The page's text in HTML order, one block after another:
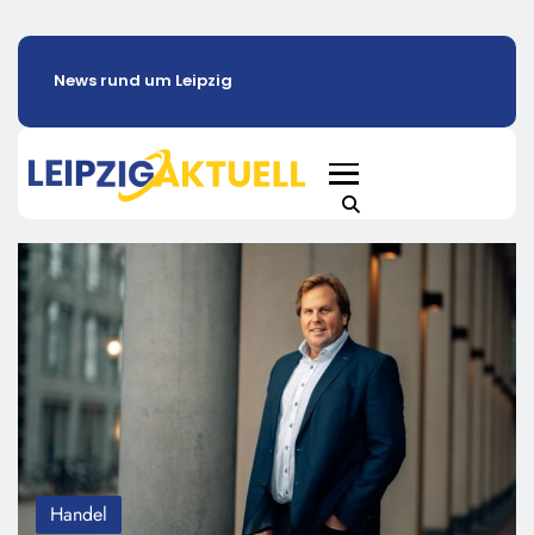
News rund um Leipzig
Handel